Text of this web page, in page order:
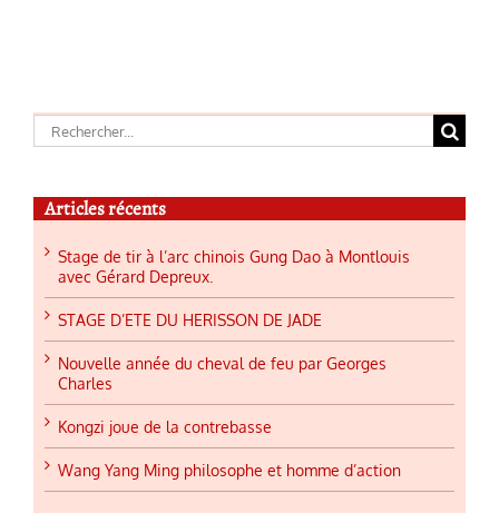
Rechercher:
Articles récents
Stage de tir à l’arc chinois Gung Dao à Montlouis
avec Gérard Depreux.
STAGE D’ETE DU HERISSON DE JADE
Nouvelle année du cheval de feu par Georges
Charles
Kongzi joue de la contrebasse
Wang Yang Ming philosophe et homme d’action